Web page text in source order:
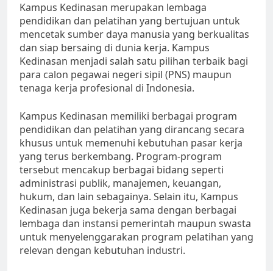
Kampus Kedinasan merupakan lembaga
pendidikan dan pelatihan yang bertujuan untuk
mencetak sumber daya manusia yang berkualitas
dan siap bersaing di dunia kerja. Kampus
Kedinasan menjadi salah satu pilihan terbaik bagi
para calon pegawai negeri sipil (PNS) maupun
tenaga kerja profesional di Indonesia.
Kampus Kedinasan memiliki berbagai program
pendidikan dan pelatihan yang dirancang secara
khusus untuk memenuhi kebutuhan pasar kerja
yang terus berkembang. Program-program
tersebut mencakup berbagai bidang seperti
administrasi publik, manajemen, keuangan,
hukum, dan lain sebagainya. Selain itu, Kampus
Kedinasan juga bekerja sama dengan berbagai
lembaga dan instansi pemerintah maupun swasta
untuk menyelenggarakan program pelatihan yang
relevan dengan kebutuhan industri.